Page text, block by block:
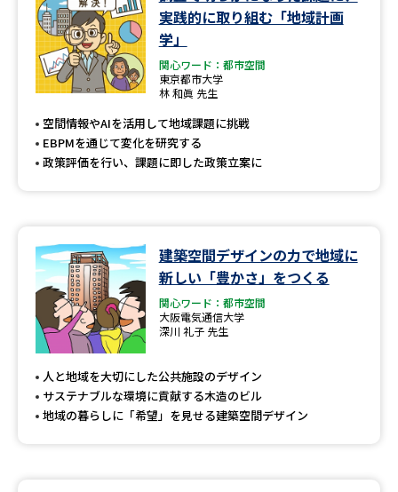
高等学校（情報）教員資格認定
大学研究
大学で学べる内容や特徴を調べる
データサイエンス特集 奨学金・特待生制度特集
デジタルパンフレット 進路の３択
新学年スタート号特集ページ
（高3生用）
（高2生用）
SELFBRAND特集ページ
実践的に取り組む「地域計画
学」
関心ワード：都市空間
東京都市大学
林 和眞 先生
空間情報やAIを活用して地域課題に挑戦
EBPMを通じて変化を研究する
政策評価を行い、課題に即した政策立案に
建築空間デザインの力で地域に
新しい「豊かさ」をつくる
関心ワード：都市空間
大阪電気通信大学
深川 礼子 先生
人と地域を大切にした公共施設のデザイン
サステナブルな環境に貢献する木造のビル
地域の暮らしに「希望」を見せる建築空間デザイン